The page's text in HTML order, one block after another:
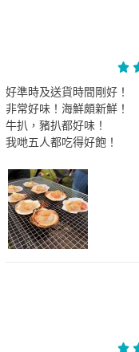
好準時及送貨時間剛好！
非常好味！海鮮頗新鮮！
牛扒，豬扒都好味！
我哋五人都吃得好飽！